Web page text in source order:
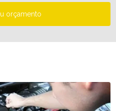
orçamento